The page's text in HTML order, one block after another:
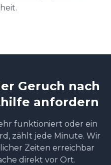
Geruch nach
anfordern
funktioniert oder ein
zählt jede Minute. Wir
Zeiten erreichbar
direkt vor Ort.